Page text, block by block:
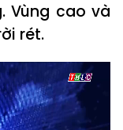
Vùng cao và
rét.